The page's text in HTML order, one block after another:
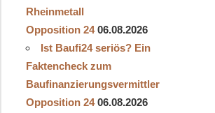
Rheinmetall
Opposition 24 06.08.2026
Ist Baufi24 seriös? Ein
Faktencheck zum
Baufinanzierungsvermittler
Opposition 24 06.08.2026